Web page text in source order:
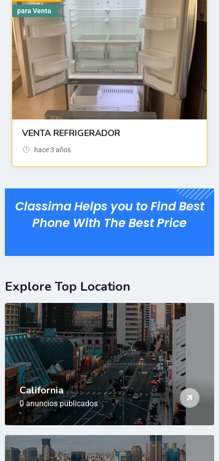
para Venta
VENTA REFRIGERADOR
hace 3 años
Classima Helps you to Find Best
Phone With The Best Price
Explore Top Location
California
0 anuncios publicados